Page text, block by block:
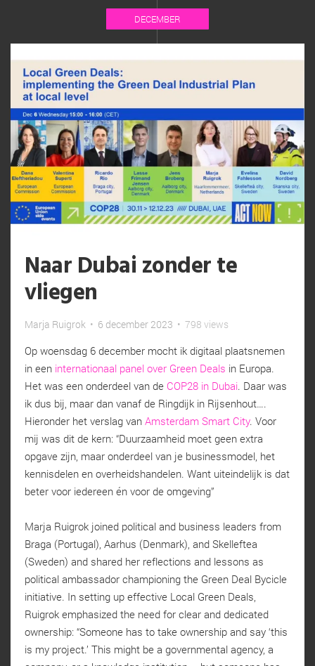
DECEMBER
Naar Dubai zonder te
vliegen
Marja Ruigrok • 6 december 2023 • 798 views
Op woensdag 6 december mocht ik digitaal plaatsnemen
in een internationaal panel over Green Deals in Europa.
Het was een onderdeel van de COP28 in Dubai. Daar was
ik dus bij, maar dan vanaf de Ringdijk in Rijsenhout….
Hieronder het verslag van Amsterdam Smart City. Voor
mij was dit de kern: “Duurzaamheid moet geen extra
opgave zijn, maar onderdeel van je businessmodel, het
kennisdelen en overheidshandelen. Want uiteindelijk is dat
beter voor iedereen én voor de omgeving”
Marja Ruigrok joined political and business leaders from
Braga (Portugal), Aarhus (Denmark), and Skelleftea
(Sweden) and shared her reflections and lessons as
political ambassador championing the Green Deal Bycicle
initiative. In setting up effective Local Green Deals,
Ruigrok emphasized the need for clear and dedicated
ownership: “Someone has to take ownership and say ‘this
is my project.’ This might be a governmental agency, a